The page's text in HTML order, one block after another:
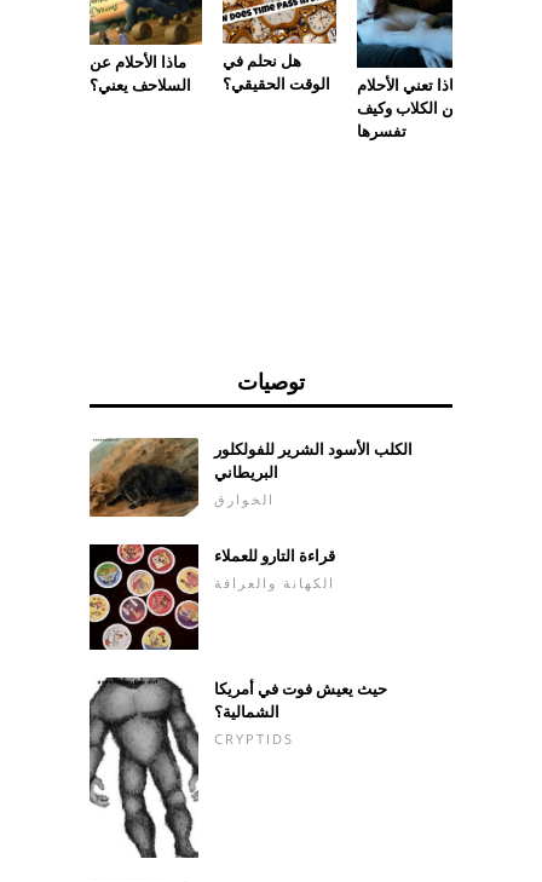
ماذا الأحلام عن
السلاحف يعني؟
هل نحلم في
الوقت الحقيقي؟
ماذا تعني الأحلام
عن الكلاب وكيف
تفسرها
توصيات
الكلب الأسود الشرير للفولكلور
البريطاني
الخوارق
قراءة التارو للعملاء
الكهانة والعرافة
حيث يعيش فوت في أمريكا
الشمالية؟
CRYPTIDS